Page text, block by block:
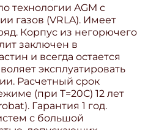
технологии AGM с
газов (VRLA). Имеет
Корпус из негорючего
заключен в
и всегда остается
эксплуатировать
Расчетный срок
(при T=20С) 12 лет
Гарантия 1 год.
с большой